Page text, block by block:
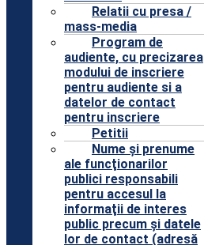
Relatii cu presa /
mass-media
Program de
audiente, cu precizarea
modului de inscriere
pentru audiente si a
datelor de contact
pentru inscriere
Petitii
Nume şi prenume
ale funcţionarilor
publici responsabili
pentru accesul la
informaţii de interes
public precum şi datele
lor de contact (adresă